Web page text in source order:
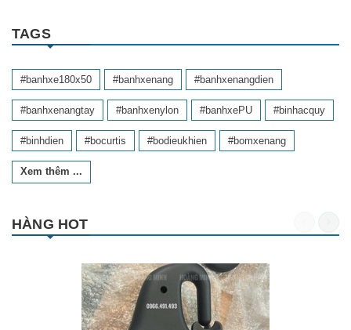
TAGS
#banhxe180x50 #banhxenang #banhxenangdien
#banhxenangtay #banhxenylon #banhxePU #binhacquy
#binhdien #bocurtis #bodieukhien #bomxenang
Xem thêm ...
HÀNG HOT